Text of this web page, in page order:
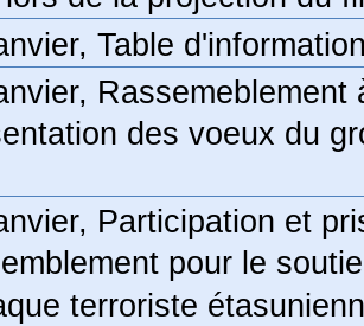
Table
des voeux du
Participation et
pour le
terroriste